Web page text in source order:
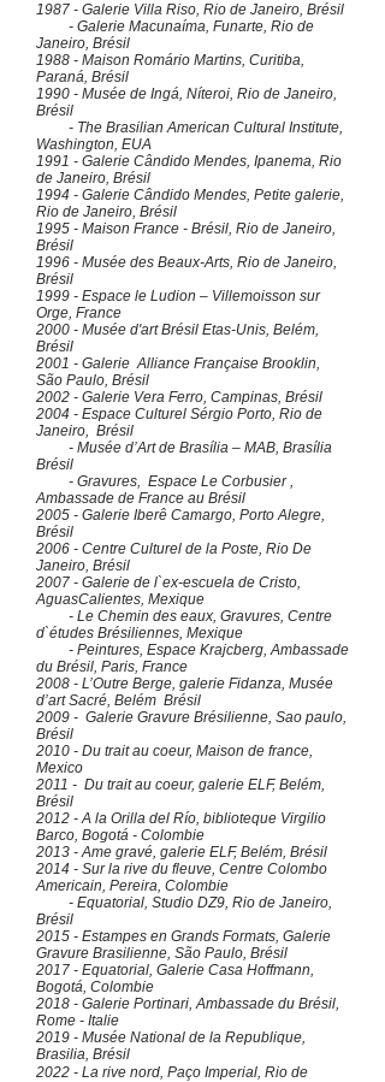
1987 - Galerie Villa Riso, Rio de Janeiro, Brésil
- Galerie Macunaíma, Funarte, Rio de
Janeiro, Brésil
1988 - Maison Romário Martins, Curitiba,
Paraná, Brésil
1990 - Musée de Ingá, Níteroi, Rio de Janeiro,
Brésil
- The Brasilian American Cultural Institute,
Washington, EUA
1991 - Galerie Cândido Mendes, Ipanema, Rio
de Janeiro, Brésil
1994 - Galerie Cândido Mendes, Petite galerie,
Rio de Janeiro, Brésil
1995 - Maison France - Brésil, Rio de Janeiro,
Brésil
1996 - Musée des Beaux-Arts, Rio de Janeiro,
Brésil
1999 - Espace le Ludion – Villemoisson sur
Orge, France
2000 - Musée d'art Brésil Etas-Unis, Belém,
Brésil
2001 - Galerie Alliance Française Brooklin,
São Paulo, Brésil
2002 - Galerie Vera Ferro, Campinas, Brésil
2004 - Espace Culturel Sérgio Porto, Rio de
Janeiro, Brésil
- Musée d’Art de Brasília – MAB, Brasília
Brésil
- Gravures, Espace Le Corbusier ,
Ambassade de France au Brésil
2005 - Galerie Iberê Camargo, Porto Alegre,
Brésil
2006 - Centre Culturel de la Poste, Rio De
Janeiro, Brésil
2007 - Galerie de l`ex-escuela de Cristo,
AguasCalientes, Mexique
- Le Chemin des eaux, Gravures, Centre
d`études Brésiliennes, Mexique
- Peintures, Espace Krajcberg, Ambassade
du Brésil, Paris, France
2008 - L’Outre Berge, galerie Fidanza, Musée
d’art Sacré, Belém Brésil
2009 - Galerie Gravure Brésilienne, Sao paulo,
Brésil
2010 - Du trait au coeur, Maison de france,
Mexico
2011 - Du trait au coeur, galerie ELF, Belém,
Brésil
2012 - A la Orilla del Río, biblioteque Virgilio
Barco, Bogotá - Colombie
2013 - Ame gravé, galerie ELF, Belém, Brésil
2014 - Sur la rive du fleuve, Centre Colombo
Americain, Pereira, Colombie
- Equatorial, Studio DZ9, Rio de Janeiro,
Brésil
2015 - Estampes en Grands Formats, Galerie
Gravure Brasilienne, São Paulo, Brésil
2017 - Equatorial, Galerie Casa Hoffmann,
Bogotá, Colombie
2018 - Galerie Portinari, Ambassade du Brésil,
Rome - Italie
2019 - Musée National de la Republique,
Brasilia, Brésil
2022 - La rive nord, Paço Imperial, Rio de